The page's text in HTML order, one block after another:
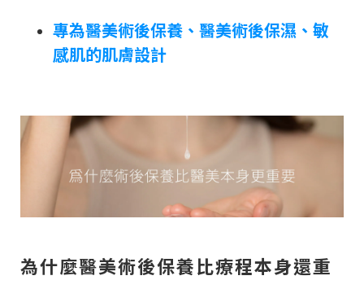
專為醫美術後保養、醫美術後保濕、敏
感肌的肌膚設計
為什麼醫美術後保養比療程本身還重